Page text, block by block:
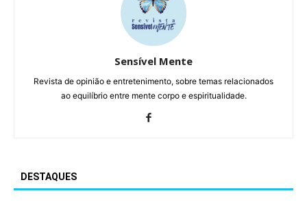
Sensível Mente
Revista de opinião e entretenimento, sobre temas relacionados
ao equilíbrio entre mente corpo e espiritualidade.
DESTAQUES